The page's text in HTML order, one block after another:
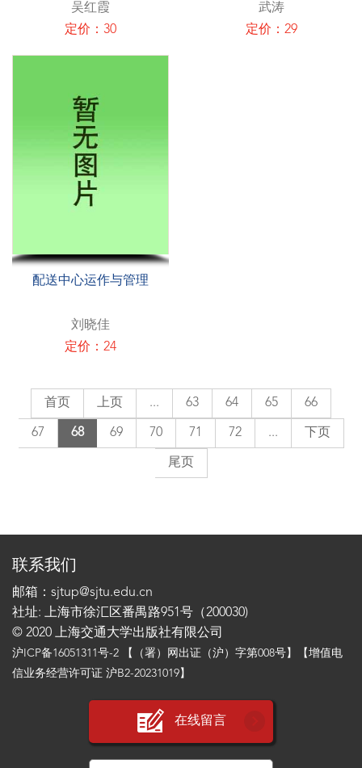
吴红霞
定价：30
武涛
定价：29
配送中心运作与管理
刘晓佳
定价：24
首页 上页 ... 63 64 65 66
67 68 69 70 71 72 ... 下页
尾页
联系我们
邮箱：sjtup@sjtu.edu.cn
社址: 上海市徐汇区番禺路951号（200030)
© 2020 上海交通大学出版社有限公司
沪ICP备16051311号-2 【（署）网出证（沪）字第008号】【增值电
信业务经营许可证 沪B2-20231019】
在线留言